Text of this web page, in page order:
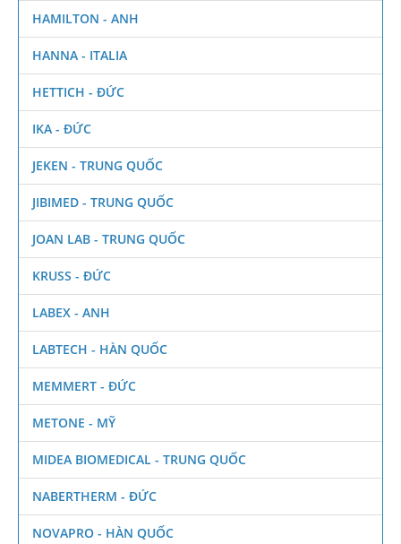
HAMILTON - ANH
HANNA - ITALIA
HETTICH - ĐỨC
IKA - ĐỨC
JEKEN - TRUNG QUỐC
JIBIMED - TRUNG QUỐC
JOAN LAB - TRUNG QUỐC
KRUSS - ĐỨC
LABEX - ANH
LABTECH - HÀN QUỐC
MEMMERT - ĐỨC
METONE - MỸ
MIDEA BIOMEDICAL - TRUNG QUỐC
NABERTHERM - ĐỨC
NOVAPRO - HÀN QUỐC